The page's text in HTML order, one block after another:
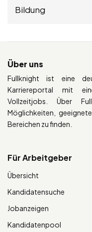
Bildung
Über uns
Fullknight ist eine
Karriereportal mit
Vollzeitjobs. Über
Möglichkeiten,
Bereichen zu finden.
Für Arbeitgeber
Übersicht
Kandidatensuche
Jobanzeigen
Kandidatenpool